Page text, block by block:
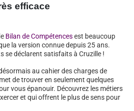
efficace
Bilan de Compétencesest beaucoup
la version connue depuis 25 ans.
se déclarent satisfaits à Cruzille !
au cahier des charges de
de trouver en seulement quelques
vous épanouir. Découvrez les métiers
et qui offrent le plus de sens pour